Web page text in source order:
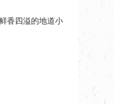
香四溢的地道小